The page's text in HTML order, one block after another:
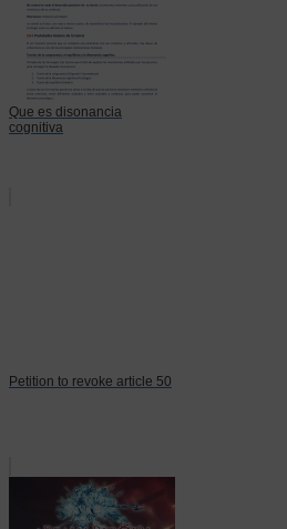
Que es disonancia
cognitiva
Petition to revoke article 50